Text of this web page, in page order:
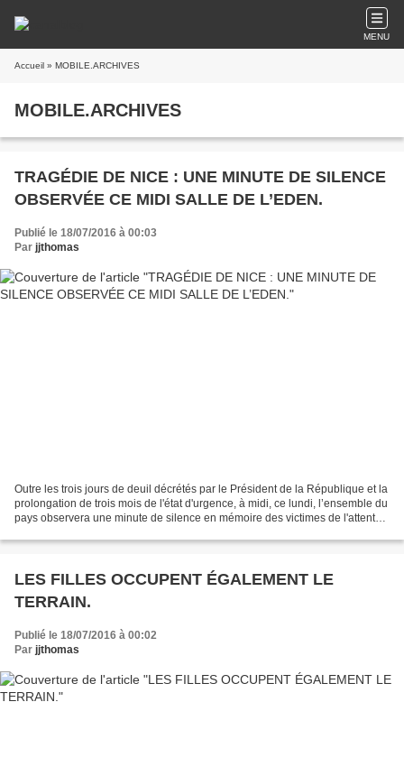
MENU
Accueil » MOBILE.ARCHIVES
MOBILE.ARCHIVES
TRAGÉDIE DE NICE : UNE MINUTE DE SILENCE
OBSERVÉE CE MIDI SALLE DE L’EDEN.
Publié le 18/07/2016 à 00:03
Par jjthomas
Outre les trois jours de deuil décrétés par le Président de la République et la
prolongation de trois mois de l'état d'urgence, à midi, ce lundi, l’ensemble du
pays observera une minute de silence en mémoire des victimes de l'attentat
LES FILLES OCCUPENT ÉGALEMENT LE
TERRAIN.
Publié le 18/07/2016 à 00:02
Par jjthomas